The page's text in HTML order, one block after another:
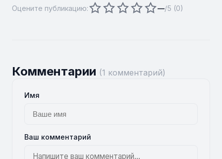
Оцените публикацию: —/5 (0)
Комментарии (1 комментарий)
Имя
Ваш комментарий